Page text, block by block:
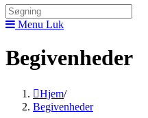
Menu Luk
Begivenheder
Hjem/
Begivenheder